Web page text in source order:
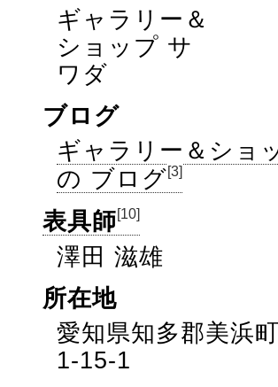
ギャラリー＆
ショップ サ
ワダ
ブログ
ギャラリー＆ショ
の ブログ[3]
表具師[10]
澤田 滋雄
所在地
愛知県知多郡美浜
1-15-1